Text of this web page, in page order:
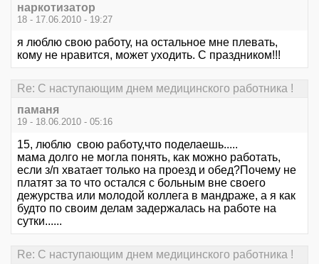
наркотизатор
18 - 17.06.2010 - 19:27
я люблю свою работу, на остальное мне плевать,
кому не нравится, может уходить. С праздником!!!
Re: С наступающим днем медицинского работника !
паманя
19 - 18.06.2010 - 05:16
15, люблю свою работу,что поделаешь.....
мама долго не могла понять, как можно работать,
если з/п хватает только на проезд и обед?Почему не
платят за то что остался с больным вне своего
дежурства или молодой коллега в мандраже, а я как
будто по своим делам задержалась на работе на
сутки......
Re: С наступающим днем медицинского работника !